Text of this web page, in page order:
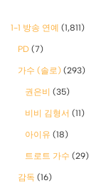
1-1 방송 연예 (1,811)
PD (7)
가수 (솔로) (293)
권은비 (35)
비비 김형서 (11)
아이유 (18)
트로트 가수 (29)
감독 (16)